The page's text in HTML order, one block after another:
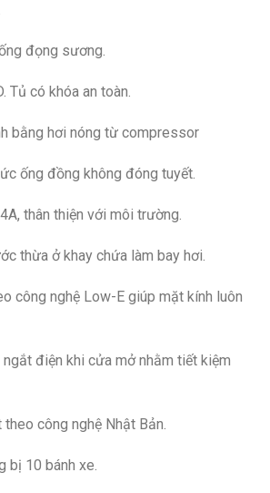
đọng sương.
Tủ có khóa an toàn.
bằng hơi nóng từ compressor
ống đồng không đóng tuyết.
thân thiện với môi trường.
thừa ở khay chứa làm bay hơi.
công nghệ Low-E giúp mặt kính luôn
điện khi cửa mở nhằm tiết kiệm
công nghệ Nhật Bản.
bị 10 bánh xe.